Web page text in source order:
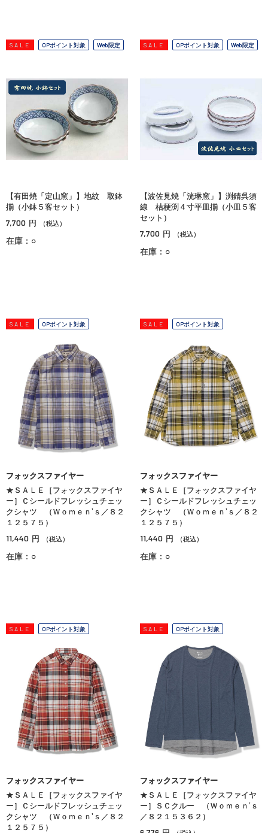
SALE OPポイント対象 Web限定
【有田焼「定山窯」】地紋 取鉢
揃（小鉢５客セット）
7,700 円 （税込）
在庫：○
SALE OPポイント対象 Web限定
【波佐見焼「洸琳窯」】渕錆呉須
線 桔梗渕４寸平皿揃（小皿５客
セット）
7,700 円 （税込）
在庫：○
SALE OPポイント対象
フォックスファイヤー
★ＳＡＬＥ［フォックスファイヤ
ー］Ｃシールドフレッシュチェッ
クシャツ （Ｗｏｍｅｎ’ｓ／８２
１２５７５）
11,440 円 （税込）
在庫：○
SALE OPポイント対象
フォックスファイヤー
★ＳＡＬＥ［フォックスファイヤ
ー］Ｃシールドフレッシュチェッ
クシャツ （Ｗｏｍｅｎ’ｓ／８２
１２５７５）
11,440 円 （税込）
在庫：○
SALE OPポイント対象
フォックスファイヤー
★ＳＡＬＥ［フォックスファイヤ
ー］Ｃシールドフレッシュチェッ
クシャツ （Ｗｏｍｅｎ’ｓ／８２
１２５７５）
SALE OPポイント対象
フォックスファイヤー
★ＳＡＬＥ［フォックスファイヤ
ー］ＳＣクルー （Ｗｏｍｅｎ’ｓ
／８２１５３６２）